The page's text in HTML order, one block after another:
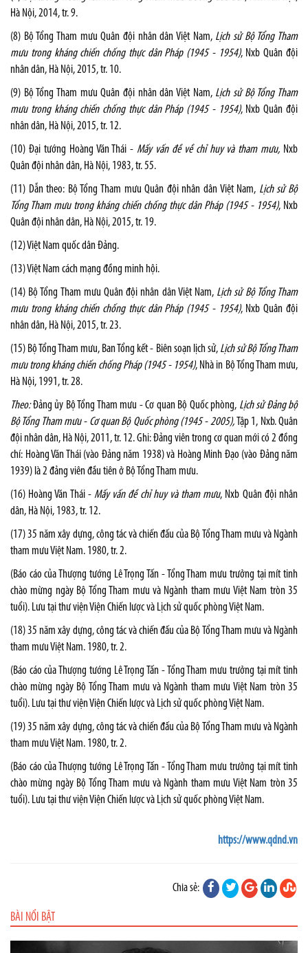
Hà Nội, 2014, tr. 9.
(8) Bộ Tổng Tham mưu Quân đội nhân dân Việt Nam, Lịch sử Bộ Tổng Tham
mưu trong kháng chiến chống thực dân Pháp (1945 - 1954), Nxb Quân đội
nhân dân, Hà Nội, 2015, tr. 10.
(9) Bộ Tổng Tham mưu Quân đội nhân dân Việt Nam, Lịch sử Bộ Tổng Tham
mưu trong kháng chiến chống thực dân Pháp (1945 - 1954), Nxb Quân đội
nhân dân, Hà Nội, 2015, tr. 12.
(10) Đại tướng Hoàng Văn Thái - Mấy vấn đề về chỉ huy và tham mưu, Nxb
Quân đội nhân dân, Hà Nội, 1983, tr. 55.
(11) Dẫn theo: Bộ Tổng Tham mưu Quân đội nhân dân Việt Nam, Lịch sử Bộ
Tổng Tham mưu trong kháng chiến chống thực dân Pháp (1945 - 1954), Nxb
Quân đội nhân dân, Hà Nội, 2015, tr. 19.
(12) Việt Nam quốc dân Đảng.
(13) Việt Nam cách mạng đồng minh hội.
(14) Bộ Tổng Tham mưu Quân đội nhân dân Việt Nam, Lịch sử Bộ Tổng Tham
mưu trong kháng chiến chống thực dân Pháp (1945 - 1954), Nxb Quân đội
nhân dân, Hà Nội, 2015, tr. 23.
(15) Bộ Tổng Tham mưu, Ban Tổng kết - Biên soạn lịch sử, Lịch sử Bộ Tổng Tham
mưu trong kháng chiến chống Pháp (1945 - 1954), Nhà in Bộ Tổng Tham mưu,
Hà Nội, 1991, tr. 28.
Theo:Đảng ủy Bộ Tổng Tham mưu - Cơ quan Bộ Quốc phòng, Lịch sử Đảng bộ
Bộ Tổng Tham mưu - Cơ quan Bộ Quốc phòng (1945 - 2005),Tập 1, Nxb. Quân
đội nhân dân, Hà Nội, 2011, tr. 12. Ghi: Đảng viên trong cơ quan mới có 2 đồng
chí: Hoàng Văn Thái (vào Đảng năm 1938) và Hoàng Minh Đạo (vào Đảng năm
1939) là 2 đảng viên đầu tiên ở Bộ Tổng Tham mưu.
(16) Hoàng Văn Thái - Mấy vấn đề chỉ huy và tham mưu, Nxb Quân đội nhân
dân, Hà Nội, 1983, tr. 12.
(17) 35 năm xây dựng, công tác và chiến đấu của Bộ Tổng Tham mưu và Ngành
tham mưu Việt Nam. 1980, tr. 2.
(Báo cáo của Thượng tướng Lê Trọng Tấn - Tổng Tham mưu trưởng tại mít tinh
chào mừng ngày Bộ Tổng Tham mưu và Ngành tham mưu Việt Nam tròn 35
tuổi). Lưu tại thư viện Viện Chiến lược và Lịch sử quốc phòng Việt Nam.
(18) 35 năm xây dựng, công tác và chiến đấu của Bộ Tổng Tham mưu và Ngành
tham mưu Việt Nam. 1980, tr. 2.
(Báo cáo của Thượng tướng Lê Trọng Tấn - Tổng Tham mưu trưởng tại mít tinh
chào mừng ngày Bộ Tổng Tham mưu và Ngành tham mưu Việt Nam tròn 35
tuổi). Lưu tại thư viện Viện Chiến lược và Lịch sử quốc phòng Việt Nam.
(19) 35 năm xây dựng, công tác và chiến đấu của Bộ Tổng Tham mưu và Ngành
tham mưu Việt Nam. 1980, tr. 2.
(Báo cáo của Thượng tướng Lê Trọng Tấn - Tổng Tham mưu trưởng tại mít tinh
chào mừng ngày Bộ Tổng Tham mưu và Ngành tham mưu Việt Nam tròn 35
tuổi). Lưu tại thư viện Viện Chiến lược và Lịch sử quốc phòng Việt Nam.
https://www.qdnd.vn
Chia sẻ:
BÀI NỔI BẬT